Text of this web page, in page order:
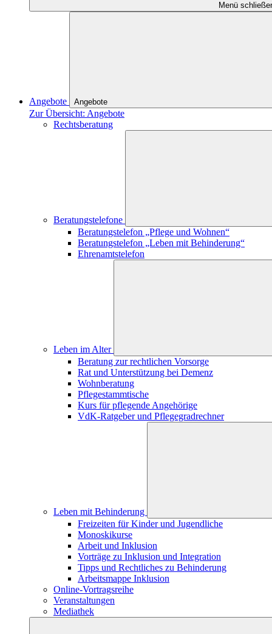
Menü
Angebote Angebote
Zur Übersicht: Angebote
Rechtsberatung
Beratungstelefone
Beratungstelefon „Pflege und Wohnen“
Beratungstelefon „Leben mit Behinderung“
Ehrenamtstelefon
Leben im Alter
Beratung zur rechtlichen Vorsorge
Rat und Unterstützung bei Demenz
Wohnberatung
Pflegestammtische
Kurs für pflegende Angehörige
VdK-Ratgeber und Pflegegradrechner
Leben mit Behinderung
Freizeiten für Kinder und Jugendliche
Monoskikurse
Arbeit und Inklusion
Vorträge zu Inklusion und Integration
Tipps und Rechtliches zu Behinderung
Arbeitsmappe Inklusion
Online-Vortragsreihe
Veranstaltungen
Mediathek